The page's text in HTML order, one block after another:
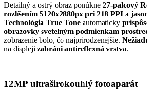
Detailný a ostrý obraz ponúkne 27-palcový
rozlíšením 5120x2880px pri 218 PPI a
Technológia True Tone automaticky
obrazovky svetelným podmienkam
zobrazenie bolo, čo najprirodzenejšie.
na displeji zabráni antireflexná vrstva.
12MP ultraširokouhlý fotoaparát